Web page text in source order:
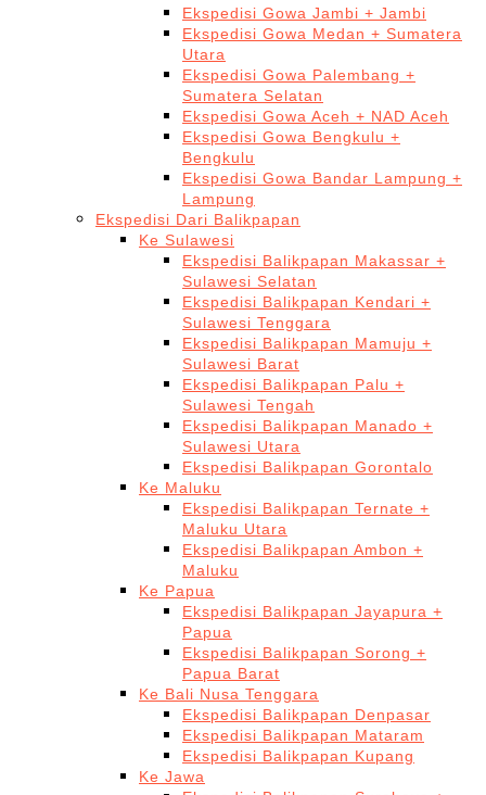
Ekspedisi Gowa Jambi + Jambi
Ekspedisi Gowa Medan + Sumatera
Utara
Ekspedisi Gowa Palembang +
Sumatera Selatan
Ekspedisi Gowa Aceh + NAD Aceh
Ekspedisi Gowa Bengkulu +
Bengkulu
Ekspedisi Gowa Bandar Lampung +
Lampung
Ekspedisi Dari Balikpapan
Ke Sulawesi
Ekspedisi Balikpapan Makassar +
Sulawesi Selatan
Ekspedisi Balikpapan Kendari +
Sulawesi Tenggara
Ekspedisi Balikpapan Mamuju +
Sulawesi Barat
Ekspedisi Balikpapan Palu +
Sulawesi Tengah
Ekspedisi Balikpapan Manado +
Sulawesi Utara
Ekspedisi Balikpapan Gorontalo
Ke Maluku
Ekspedisi Balikpapan Ternate +
Maluku Utara
Ekspedisi Balikpapan Ambon +
Maluku
Ke Papua
Ekspedisi Balikpapan Jayapura +
Papua
Ekspedisi Balikpapan Sorong +
Papua Barat
Ke Bali Nusa Tenggara
Ekspedisi Balikpapan Denpasar
Ekspedisi Balikpapan Mataram
Ekspedisi Balikpapan Kupang
Ke Jawa